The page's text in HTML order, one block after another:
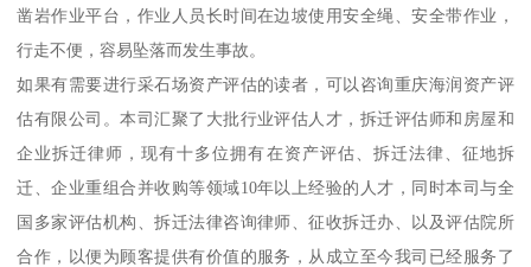
凿岩作业平台，作业人员长时间在边坡使用安全绳、安全带作业，
行走不便，容易坠落而发生事故。
如果有需要进行采石场资产评估的读者，可以咨询重庆海润资产评
估有限公司。本司汇聚了大批行业评估人才，拆迁评估师和房屋和
企业拆迁律师，现有十多位拥有在资产评估、拆迁法律、征地拆
迁、企业重组合并收购等领域10年以上经验的人才，同时本司与全
国多家评估机构、拆迁法律咨询律师、征收拆迁办、以及评估院所
合作，以便为顾客提供有价值的服务，从成立至今我司已经服务了